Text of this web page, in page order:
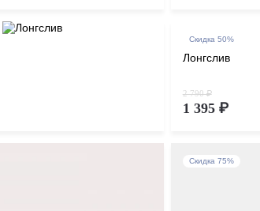
Скидка 50%
Лонгслив
2 790 ₽
1 395 ₽
Скидка 75%